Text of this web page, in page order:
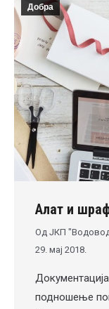
Добра
Алат и
Од ЈКП "Водовод
29. мај 2018.
подношење